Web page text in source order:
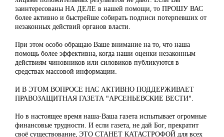
заинтересованы НА ДЕЛЕ в нашей помощи, то ПРОШУ ВАС
более активно и быстрейше собирать подписи потерпевших от
незаконных действий органов власти.
При этом особо обращаю Ваше внимание на то, что наша
помощь более эффективна, когда наши оценки незаконным
действиям чиновников или силовиков публикуются в
средствах массовой информации.
И В ЭТОМ ВОПРОСЕ НАС АКТИВНО ПОДДЕРЖИВАЕТ
ПРАВОЗАЩИТНАЯ ГАЗЕТА "АРСЕНЬЕВСКИЕ ВЕСТИ".
Но в настоящее время наша-Ваша газета испытывает огромные
финансовые трудности. И если газета, не дай Бог, прекратит
своё существование, ЭТО СТАНЕТ КАТАСТРОФОЙ для всех